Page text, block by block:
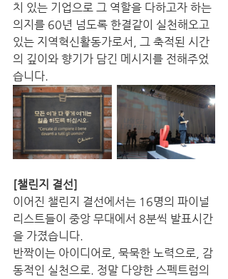
치 있는 기업으로 그 역할을 다하고자 하는
의지를 60년 넘도록 한결같이 실천해오고
있는 지역혁신활동가로서, 그 축적된 시간
의 깊이와 향기가 담긴 메시지를 전해주었
습니다.
[챌린지 결선]
이어진 챌린지 결선에서는 16명의 파이널
리스트들이 중앙 무대에서 8분씩 발표시간
을 가졌습니다.
반짝이는 아이디어로, 묵묵한 노력으로, 감
동적인 실천으로. 정말 다양한 스펙트럼의